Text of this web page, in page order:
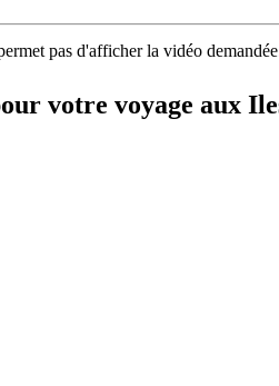
pas d'afficher la vidéo
votre voyage aux